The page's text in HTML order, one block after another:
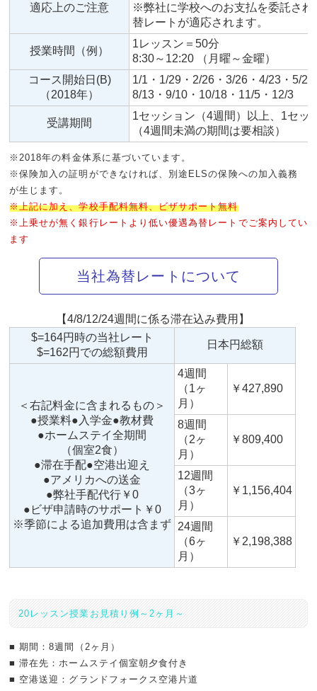
適応上のご注意
※弊社に学校へのお支払を委託され
替レートが適応されます。
授業時間（例）
1レッスン＝50分
8:30～12:20 （月曜～金曜）
コース開始日(B)
（2018年）
1/1・1/29・2/26・3/26・4/23・5/
8/13・9/10・10/18・11/5・12/3
受講期間
1セッション（4週間）以上、1セッ
（4週間未満の期間は要相談）
※2018年の料金体系に基づいています。
※保険加入の証明ができなければ、別途ELSの保険への加入義務
が生じます。
※上記に加え、学校手配料無料、ビザサポート無料
※上乗せが無く銀行レートより低い優遇為替レートでご案内してい
ます
当社為替レートについて
【4/8/12/24週間に係る滞在込み費用】
$=164円時の当社レート
$=162円での総額費用
日本円総額
＜右記料金に含まれるもの＞
●授業料●入学金●教材費
●ホームステイ全期間
（個室2食）
●滞在手配●空港出迎え
●アメリカへの送金
●弊社手配代行￥0
●ビザ申請時のサポート￥0
※季節による追加費用は含まず
4週間
（1ヶ
月）
￥427,890
8週間
（2ヶ
月）
￥809,400
12週間
（3ヶ
月）
￥1,156,404
24週間
（6ヶ
月）
￥2,198,388
20レッスン授業お見積り例～2ヶ月～
■ 期間：8週間（2ヶ月）
■ 滞在先：ホームステイ個室朝夕食付き
■ 空港送迎：グランドフォークス空港片道